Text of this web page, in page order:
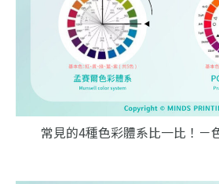
常見的4種色彩體系比一比！－